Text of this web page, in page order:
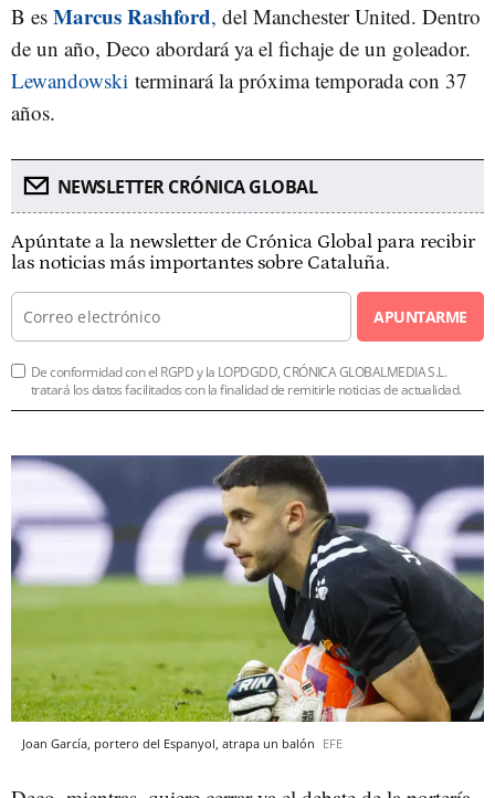
B es Marcus Rashford, del Manchester United. Dentro
de un año, Deco abordará ya el fichaje de un goleador.
Lewandowski terminará la próxima temporada con 37
años.
NEWSLETTER CRÓNICA GLOBAL
Apúntate a la newsletter de Crónica Global para recibir
las noticias más importantes sobre Cataluña.
APUNTARME
De conformidad con el RGPD y la LOPDGDD, CRÓNICA GLOBALMEDIA S.L.
tratará los datos facilitados con la finalidad de remitirle noticias de actualidad.
Joan García, portero del Espanyol, atrapa un balón EFE